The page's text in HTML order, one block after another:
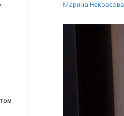
Марина Некрасова